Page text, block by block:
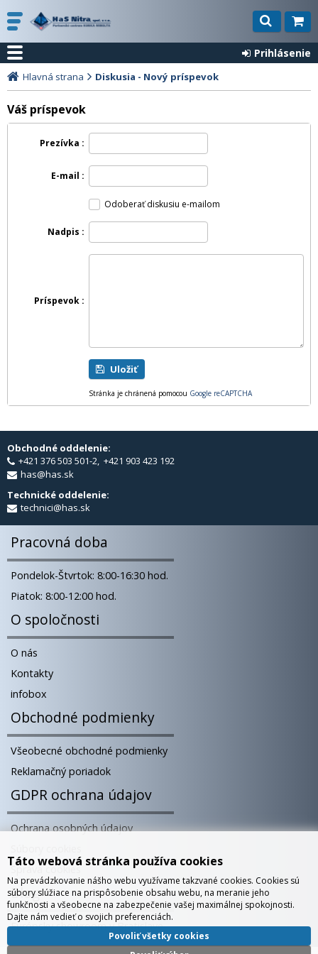
Prihlásenie
Hlavná strana Diskusia - Nový príspevok
Váš príspevok
Prezívka
E-mail
Odoberať diskusiu e-mailom
Nadpis
Príspevok
Uložiť
Stránka je chránená pomocou Google reCAPTCHA
Obchodné oddelenie:
+421 376 503 501-2, +421 903 423 192
has@has.sk
Technické oddelenie:
technici@has.sk
Pracovná doba
Pondelok-Štvrtok: 8:00-16:30 hod.
Piatok: 8:00-12:00 hod.
O spoločnosti
O nás
Kontakty
infobox
Obchodné podmienky
Všeobecné obchodné podmienky
Reklamačný poriadok
GDPR ochrana údajov
Ochrana osobných údajov
Správa cookies
Blog
Európsky showroom v Bratislave
Táto webová stránka používa cookies
Na prevádzkovanie nášho webu využívame takzvané cookies. Cookies sú
súbory slúžiace na prispôsobenie obsahu webu, na meranie jeho
funkčnosti a všeobecne na zabezpečenie vašej maximálnej spokojnosti.
Dajte nám vedieť o svojich preferenciách.
Povoliť všetky cookies